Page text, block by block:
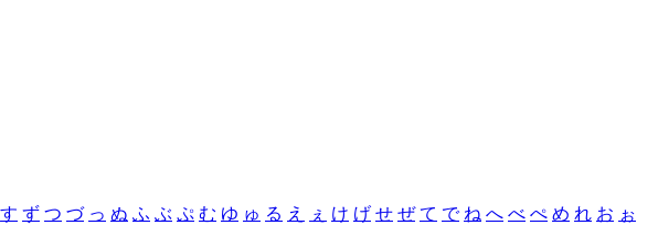
す ず つ づ っ ぬ ふ ぶ ぷ む ゆ ゅ る え ぇ け げ せ ぜ て で ね へ べ ぺ め れ お ぉ